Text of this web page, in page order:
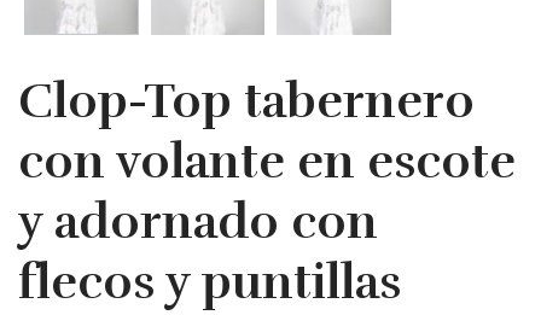
Clop-Top tabernero
con volante en escote
y adornado con
flecos y puntillas